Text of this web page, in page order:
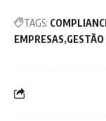
TAGS:
EMPRESAS GESTÃO